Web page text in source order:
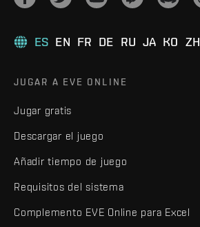
ES EN FR DE RU JA KO ZH
JUGAR A EVE ONLINE
Jugar gratis
Descargar el juego
Añadir tiempo de juego
Requisitos del sistema
Complemento EVE Online para Excel